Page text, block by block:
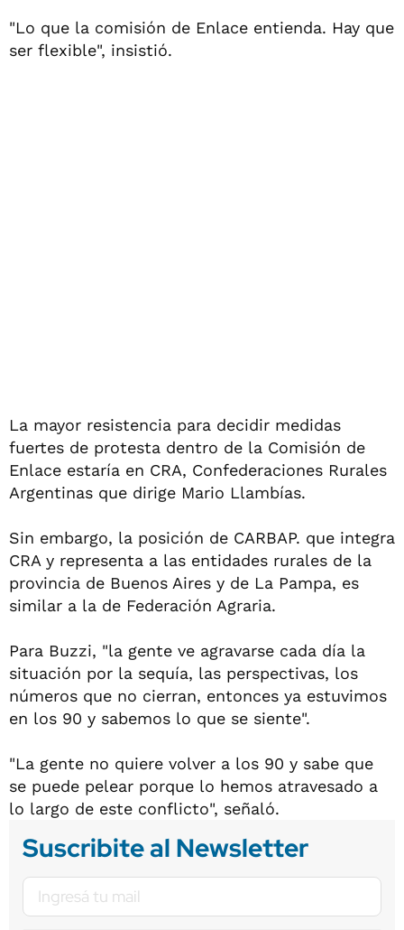
"Lo que la comisión de Enlace entienda. Hay que
ser flexible", insistió.
La mayor resistencia para decidir medidas
fuertes de protesta dentro de la Comisión de
Enlace estaría en CRA, Confederaciones Rurales
Argentinas que dirige Mario Llambías.
Sin embargo, la posición de CARBAP. que integra
CRA y representa a las entidades rurales de la
provincia de Buenos Aires y de La Pampa, es
similar a la de Federación Agraria.
Para Buzzi, "la gente ve agravarse cada día la
situación por la sequía, las perspectivas, los
números que no cierran, entonces ya estuvimos
en los 90 y sabemos lo que se siente".
"La gente no quiere volver a los 90 y sabe que
se puede pelear porque lo hemos atravesado a
lo largo de este conflicto", señaló.
Suscribite al Newsletter